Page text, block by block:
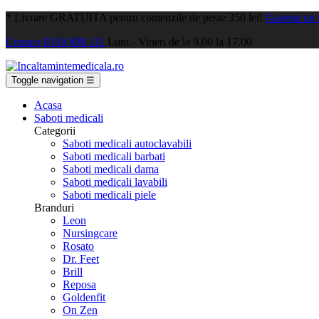
* Livrare GRATUITA pentru comenzile de peste 350 lei! Gaseste un
Contact 0359 808 111 Luni - Vineri de la 9.00 la 17.00
Toggle navigation ☰
Acasa
Saboti medicali
Categorii
Saboti medicali autoclavabili
Saboti medicali barbati
Saboti medicali dama
Saboti medicali lavabili
Saboti medicali piele
Branduri
Leon
Nursingcare
Rosato
Dr. Feet
Brill
Reposa
Goldenfit
On Zen